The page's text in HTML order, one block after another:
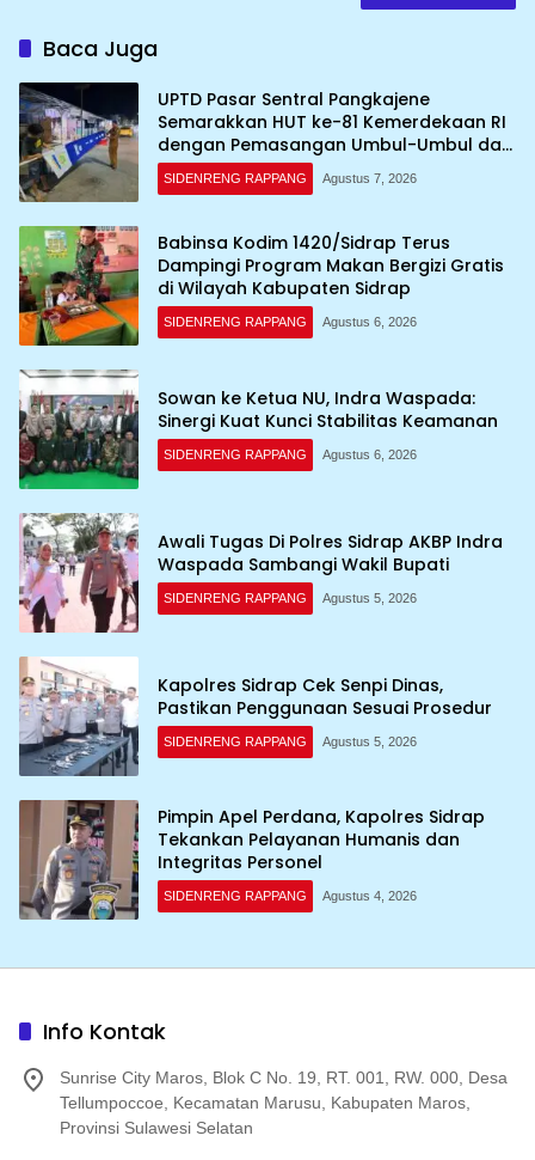
Baca Juga
UPTD Pasar Sentral Pangkajene
Semarakkan HUT ke-81 Kemerdekaan RI
dengan Pemasangan Umbul-Umbul dan
Dekorasi Merah Putih
SIDENRENG RAPPANG Agustus 7, 2026
Babinsa Kodim 1420/Sidrap Terus
Dampingi Program Makan Bergizi Gratis
di Wilayah Kabupaten Sidrap
SIDENRENG RAPPANG Agustus 6, 2026
Sowan ke Ketua NU, Indra Waspada:
Sinergi Kuat Kunci Stabilitas Keamanan
SIDENRENG RAPPANG Agustus 6, 2026
Awali Tugas Di Polres Sidrap AKBP Indra
Waspada Sambangi Wakil Bupati
SIDENRENG RAPPANG Agustus 5, 2026
Kapolres Sidrap Cek Senpi Dinas,
Pastikan Penggunaan Sesuai Prosedur
SIDENRENG RAPPANG Agustus 5, 2026
Pimpin Apel Perdana, Kapolres Sidrap
Tekankan Pelayanan Humanis dan
Integritas Personel
SIDENRENG RAPPANG Agustus 4, 2026
Info Kontak
Sunrise City Maros, Blok C No. 19, RT. 001, RW. 000, Desa
Tellumpoccoe, Kecamatan Marusu, Kabupaten Maros,
Provinsi Sulawesi Selatan